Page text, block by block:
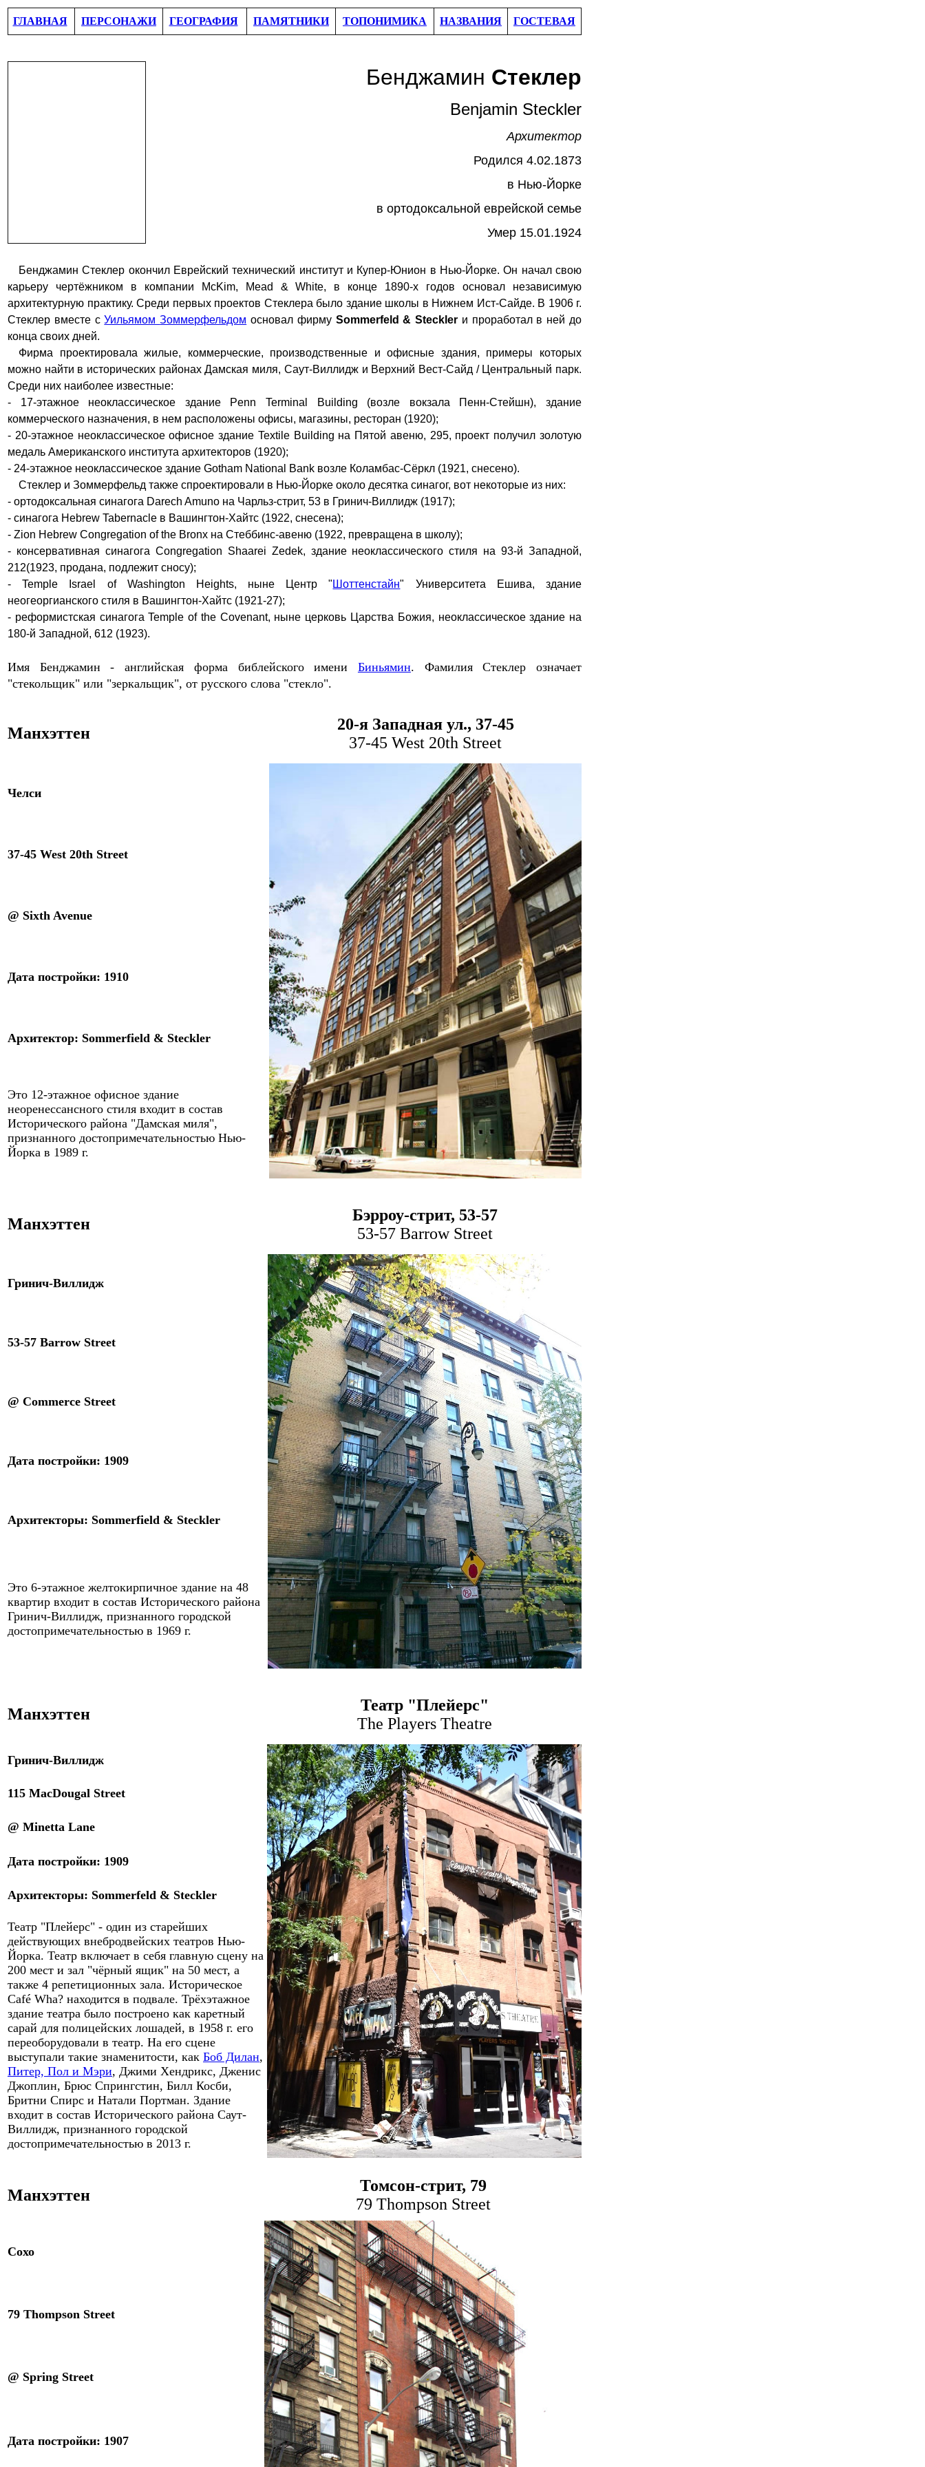
ГЛАВНАЯ ПЕРСОНАЖИ ГЕОГРАФИЯ ПАМЯТНИКИ ТОПОНИМИКА НАЗВАНИЯ ГОСТЕВАЯ
Бенджамин Стеклер
Benjamin Steckler
Архитектор
Родился 4.02.1873
в Нью-Йорке
в ортодоксальной еврейской семье
Умер 15.01.1924
Бенджамин Стеклер окончил Еврейский технический институт и Купер-Юнион в Нью-Йорке.Он начал свою
карьеру чертёжником
в компании McKim, Mead & White, в конце 1890-х годов основал независимую
архитектурную практику. Среди первых проектов Стеклера было здание школы в Нижнем Ист-Сайде. В 1906 г.
Стеклер вместе сУильямомЗоммерфельдом основал фирму Sommerfeld & Steckler и проработал в ней до
конца своих дней.
Фирма проектировала жилые, коммерческие, производственные и офисные здания, примеры которых
можно найти в исторических районах Дамская миля, Саут-Виллидж и Верхний Вест-Сайд / Центральный парк.
Среди них наиболее известные:
- 17-этажное неоклассическое здание Penn Terminal Building (возле вокзала Пенн-Стейшн), здание
коммерческого назначения, в нем расположены офисы, магазины, ресторан (1920);
- 20-этажное неоклассическое офисное здание Textile Building на Пятой авеню, 295, проект получил золотую
медаль Американского института архитекторов (1920);
- 24-этажное неоклассическое здание Gotham National Bank возле Коламбас-Сёркл (1921, снесено).
Стеклер и Зоммерфельд также спроектировали в Нью-Йорке около десятка синагог, вот некоторые из них:
- ортодоксальная синагога Darech Amuno на Чарльз-стрит, 53 в Гринич-Виллидж (1917);
- синагога Hebrew Tabernacle в Вашингтон-Хайтс (1922, снесена);
- Zion Hebrew Congregation of the Bronx на Стеббинс-авеню (1922, превращена в школу);
- консервативная синагога Congregation Shaarei Zedek, здание неоклассического стиля на 93-й Западной,
212(1923, продана, подлежит сносу);
- Temple Israel of Washington Heights, ныне Центр " Шоттенстайн" Университета Ешива, здание
неогеоргианского стиля в Вашингтон-Хайтс (1921-27);
- реформистская синагогаTemple of the Covenant, ныне церковь Царства Божия, неоклассическое здание на
180-й Западной, 612 (1923).
Имя Бенджамин - английская форма библейского имени Биньямин. Фамилия Стеклер
означает
"стекольщик" или "зеркальщик", от русского слова "стекло".
Манхэттен 20-я Западная ул., 37-45
37-45 West 20th Street
Челси
37-45 West 20th Street
@ Sixth Avenue
Дата постройки: 1910
Архитектор: Sommerfield & Steckler
Этo 12-этажное офисное зданиe
неоренессансного стиля входит в состав
Исторического района "Дамская миля",
признанного достопримечательностью Нью-
Йорка в 1989 г.
Манхэттен
Бэрроу-стрит, 53-57
53-57 Barrow Street
Гринич-Виллидж
53-57 Barrow Street
@ Commerce Street
Дата постройки: 1909
Архитекторы: Sommerfield & Steckler
Это 6-этажное желтокирпичное здание на 48
квартир входит в состав Исторического района
Гринич-Виллидж, признанного городской
достопримечательностью в 1969 г.
Манхэттен
Театр "Плейерс"
The Players Theatre
Гринич-Виллидж
115 MacDougal Street
@ Minetta Lane
Дата постройки: 1909
Архитекторы: Sommerfeld & Steckler
Театр "Плейерс" - один из старейших
действующих внебродвейских театров Нью-
Йорка. Театр включает в себя главную сцену на
200 мест и зал "чёрный ящик" на 50 мест, а
также 4 репетиционных зала. Историческое
Café Wha? находится в подвале. Трёхэтажное
здание театра было построено как каретный
сарай для полицейских лошадей, в 1958 г. его
переоборудовали в театр. На его сцене
выступали такие знаменитости, как Боб Дилан,
Питер, Пол и Мэри, Джими Хендрикс, Дженис
Джоплин, Брюс Спрингстин, Билл Косби,
Бритни Спирс и Натали Портман. Здание
входит в состав Исторического района Саут-
Виллидж, признанного городской
достопримечательностью в 2013 г.
Манхэттен
Томсон-стрит, 79
79 Thompson Street
Сохо
79 Thompson Street
@ Spring Street
Дата постройки: 1907